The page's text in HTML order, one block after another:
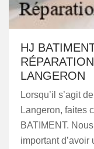
HJ
LANGERON
Lorsqu’il s’agit
Langeron, faites
BATIMENT.
important